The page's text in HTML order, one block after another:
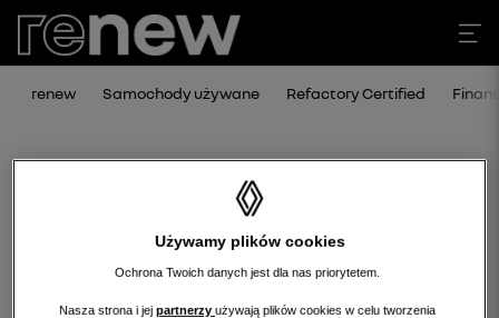
renew Samochody używane Refactory Certified
Używamy plików cookies
Ochrona Twoich danych jest dla nas priorytetem.
Nasza strona i jej partnerzy używają plików cookies w celu tworzenia